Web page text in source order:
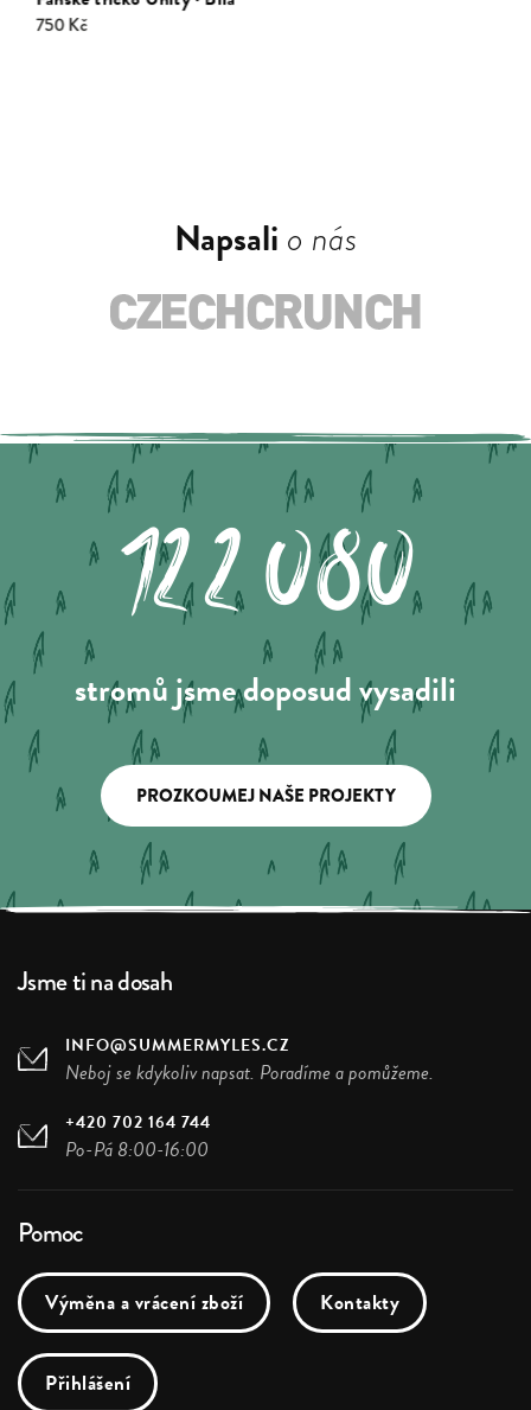
750 Kč
Napsali o nás
122.080
stromů jsme doposud vysadili
PROZKOUMEJ NAŠE PROJEKTY
Jsme ti na dosah
INFO@SUMMERMYLES.CZ
Neboj se kdykoliv napsat. Poradíme a pomůžeme.
+420 702 164 744
Po-Pá 8:00-16:00
Pomoc
Výměna a vrácení zboží Kontakty
Přihlášení